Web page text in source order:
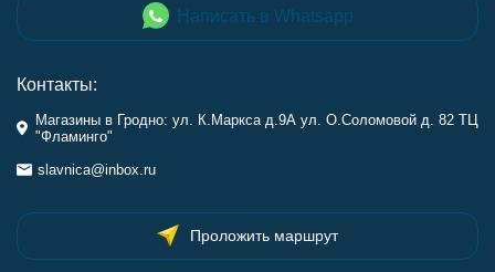
Написать в Whatsapp
Контакты:
Магазины в Гродно: ул. К.Маркса д.9А ул. О.Соломовой д. 82 ТЦ
"Фламинго"
slavnica@inbox.ru
Проложить маршрут